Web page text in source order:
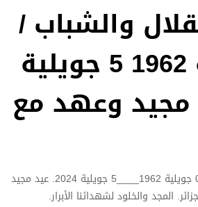
والشباب /
05 جويلية 1962 5 جويلية
مجيد وعهد مع
عيد الاستقلال والشباب / 05 جويلية 1962____5 جويلية 2024. عيد مجيد
المجد والخلود لشهدائنا الأبرار.